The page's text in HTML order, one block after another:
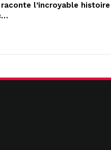
l’incroyable histoire